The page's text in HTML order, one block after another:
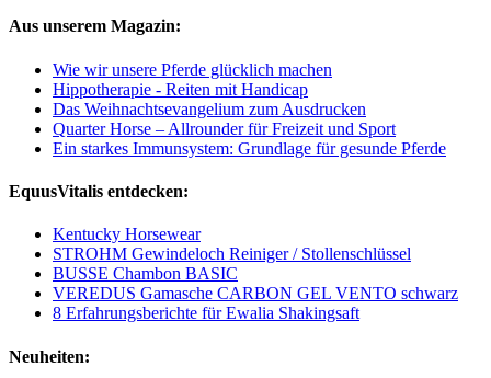
Aus unserem Magazin:
Wie wir unsere Pferde glücklich machen
Hippotherapie - Reiten mit Handicap
Das Weihnachtsevangelium zum Ausdrucken
Quarter Horse – Allrounder für Freizeit und Sport
Ein starkes Immunsystem: Grundlage für gesunde Pferde
EquusVitalis entdecken:
Kentucky Horsewear
STROHM Gewindeloch Reiniger / Stollenschlüssel
BUSSE Chambon BASIC
VEREDUS Gamasche CARBON GEL VENTO schwarz
8 Erfahrungsberichte für Ewalia Shakingsaft
Neuheiten: